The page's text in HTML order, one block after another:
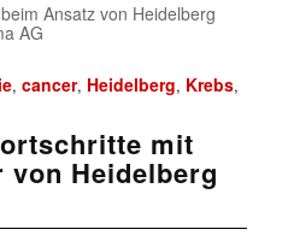
Ansatz von Heidelberg
AG
, cancer, Heidelberg, Krebs,
mit
Heidelberg